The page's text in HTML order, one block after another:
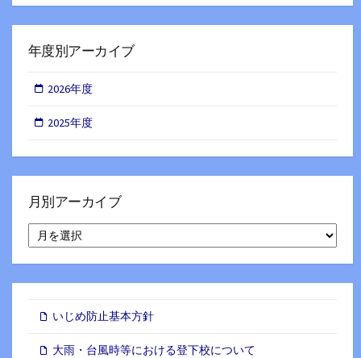
年度別アーカイブ
2026年度
2025年度
月別アーカイブ
別
ア
いじめ防止基本方針
大雨・台風時等における登下校について